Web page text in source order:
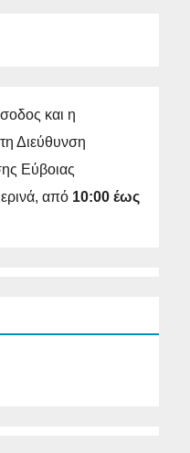
και η
Διεύθυνση
Εύβοιας
από 10:00 έως